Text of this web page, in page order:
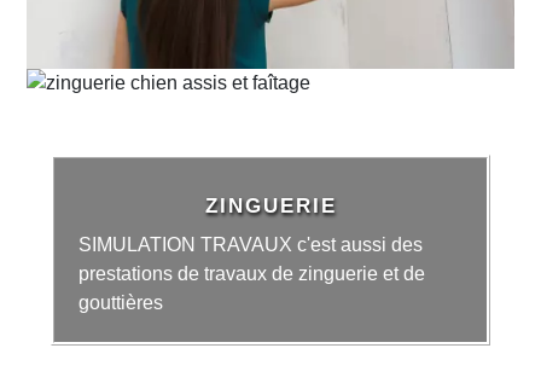
ZINGUERIE
SIMULATION TRAVAUX c'est aussi des
prestations de travaux de zinguerie et de
gouttières